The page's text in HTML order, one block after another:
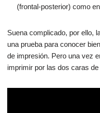
(frontal-posterior) como
Suena complicado, por ello,
una prueba para conocer
de impresión. Pero una vez
imprimir por las dos caras